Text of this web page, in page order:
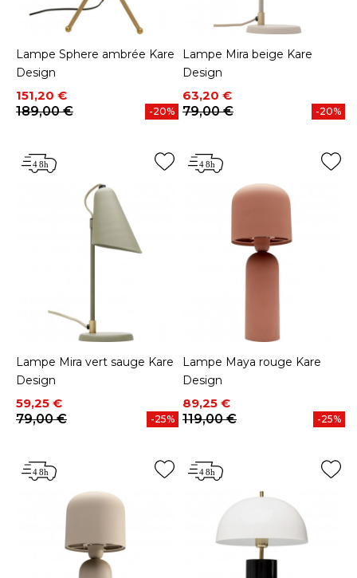
Lampe Sphere ambrée Kare
Design
Prix
151,20 €
Prix de base
189,00 €
-20%
Lampe Mira beige Kare
Design
Prix
63,20 €
Prix de base
79,00 €
-20%
Lampe Mira vert sauge Kare
Design
Prix
59,25 €
Prix de base
79,00 €
-25%
Lampe Maya rouge Kare
Design
Prix
89,25 €
Prix de base
119,00 €
-25%